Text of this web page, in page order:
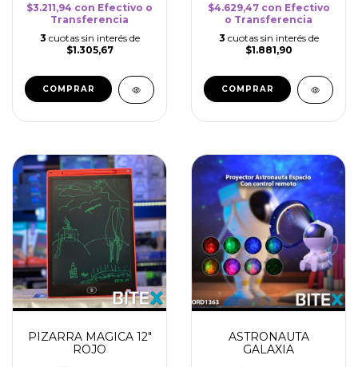
$3.211,94 con Efectivo o
Transferencia
3 cuotas sin interés de
$1.305,67
$4.629,47 con Efectivo
o Transferencia
3 cuotas sin interés de
$1.881,90
PIZARRA MAGICA 12"
ROJO
ASTRONAUTA
GALAXIA